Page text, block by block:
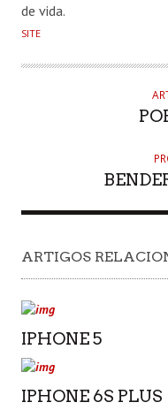
de vida.
SITE
ARTIGOS
IPHONE 5
IPHONE 6S PLUS